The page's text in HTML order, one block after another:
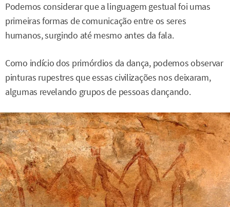
Podemos considerar que a linguagem gestual foi umas
primeiras formas de comunicação entre os seres
humanos, surgindo até mesmo antes da fala.
Como indício dos primórdios da dança, podemos observar
pinturas rupestres que essas civilizações nos deixaram,
algumas revelando grupos de pessoas dançando.